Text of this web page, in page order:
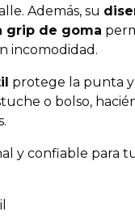
Además, su
grip de goma
incomodidad.
protege la punta y
o bolso,
y confiable para